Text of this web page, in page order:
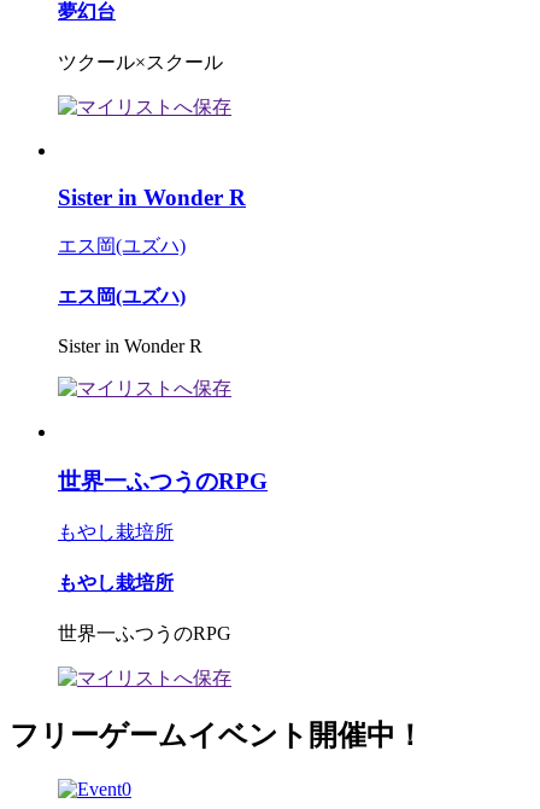
夢幻台
ツクール×スクール
Sister in Wonder R
エス岡(ユズハ)
エス岡(ユズハ)
Sister in Wonder R
世界一ふつうのRPG
もやし栽培所
もやし栽培所
世界一ふつうのRPG
フリーゲームイベント開催中！